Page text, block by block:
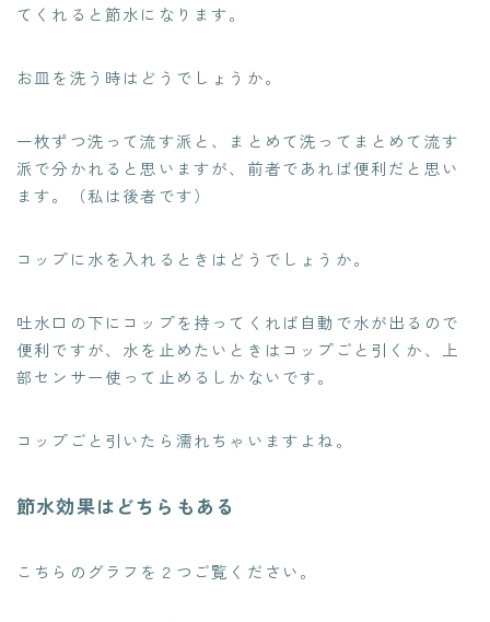
てくれると節水になります。
お皿を洗う時はどうでしょうか。
一枚ずつ洗って流す派と、まとめて洗ってまとめて流す
派で分かれると思いますが、前者であれば便利だと思い
ます。（私は後者です）
コップに水を入れるときはどうでしょうか。
吐水口の下にコップを持ってくれば自動で水が出るので
便利ですが、水を止めたいときはコップごと引くか、上
部センサー使って止めるしかないです。
コップごと引いたら濡れちゃいますよね。
節水効果はどちらもある
こちらのグラフを２つご覧ください。